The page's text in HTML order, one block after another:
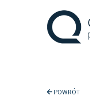
POWRÓT